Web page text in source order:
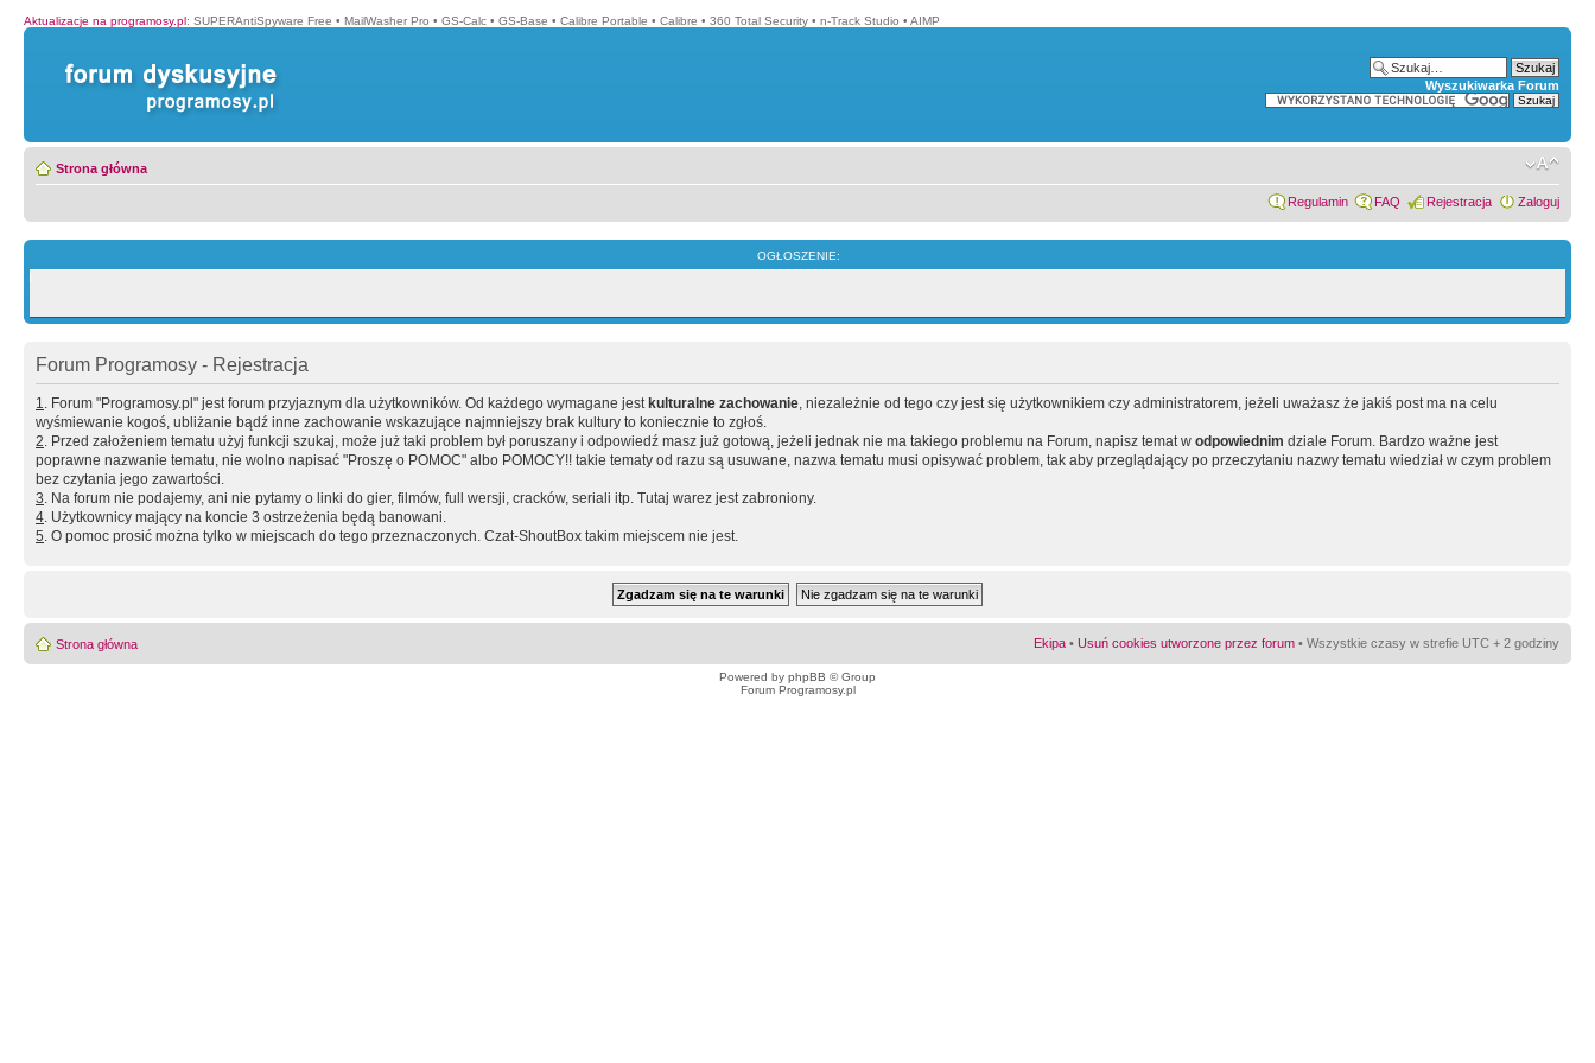
Aktualizacje na programosy.pl: SUPERAntiSpyware Free • MailWasher Pro • GS-Calc • GS-Base • Calibre Portable • Calibre • 360 Total Security • n-Track Studio • AIMP
Wyszukiwarka Forum
Strona główna
Regulamin FAQ Rejestracja Zaloguj
OGŁOSZENIE:
Forum Programosy - Rejestracja
1. Forum "Programosy.pl" jest forum przyjaznym dla użytkowników. Od każdego wymagane jest kulturalne zachowanie, niezależnie od tego czy jest się użytkownikiem czy administratorem, jeżeli uważasz że jakiś post ma na celu
wyśmiewanie kogoś, ubliżanie bądź inne zachowanie wskazujące najmniejszy brak kultury to koniecznie to zgłoś.
2. Przed założeniem tematu użyj funkcji szukaj, może już taki problem był poruszany i odpowiedź masz już gotową, jeżeli jednak nie ma takiego problemu na Forum, napisz temat w odpowiednim dziale Forum. Bardzo ważne jest
poprawne nazwanie tematu, nie wolno napisać "Proszę o POMOC" albo POMOCY!! takie tematy od razu są usuwane, nazwa tematu musi opisywać problem, tak aby przeglądający po przeczytaniu nazwy tematu wiedział w czym problem
bez czytania jego zawartości.
3. Na forum nie podajemy, ani nie pytamy o linki do gier, filmów, full wersji, cracków, seriali itp. Tutaj warez jest zabroniony.
4. Użytkownicy mający na koncie 3 ostrzeżenia będą banowani.
5. O pomoc prosić można tylko w miejscach do tego przeznaczonych. Czat-ShoutBox takim miejscem nie jest.
Strona główna Ekipa • Usuń cookies utworzone przez forum • Wszystkie czasy w strefie UTC + 2 godziny
Powered by phpBB © Group
Forum Programosy.pl